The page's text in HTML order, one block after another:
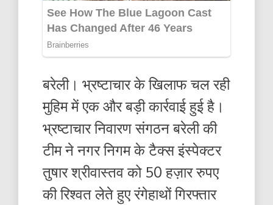
बरेली। भ्रष्टाचार के खिलाफ चल रही
मुहिम में एक और बड़ी कार्रवाई हुई है।
भ्रष्टाचार निवारण संगठन बरेली की
टीम ने नगर निगम के टैक्स इंस्पेक्टर
तुषार श्रीवास्तव को 50 हज़ार रुपए
की रिश्वत लेते हुए रंगेहाथों गिरफ्तार